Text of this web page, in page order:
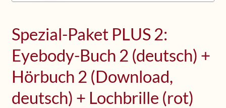
Spezial-Paket PLUS 2:
Eyebody-Buch 2 (deutsch) +
Hörbuch 2 (Download,
deutsch) + Lochbrille (rot)